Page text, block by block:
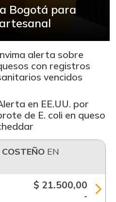
Bogotá para
alerta sobre
con registros
vencidos
en EE.UU. por
de E. coli en queso
EN
$ 21.500,00
-